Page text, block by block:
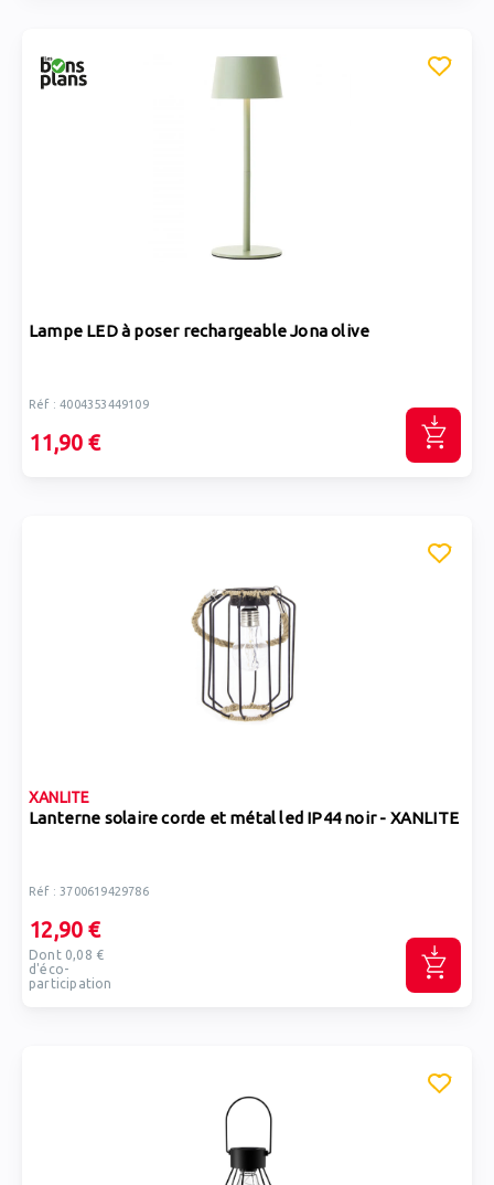
Lampe LED à poser rechargeable Jona olive
Réf : 4004353449109
11,90 €
XANLITE
Lanterne solaire corde et métal led IP44 noir - XANLITE
Réf : 3700619429786
12,90 €
Dont 0,08 €
d'éco-
participation